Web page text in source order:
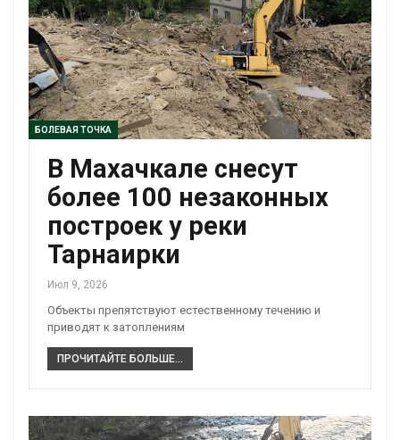
БОЛЕВАЯ ТОЧКА
В Махачкале снесут
более 100 незаконных
построек у реки
Тарнаирки
Июл 9, 2026
Объекты препятствуют естественному течению и
приводят к затоплениям
ПРОЧИТАЙТЕ БОЛЬШЕ...